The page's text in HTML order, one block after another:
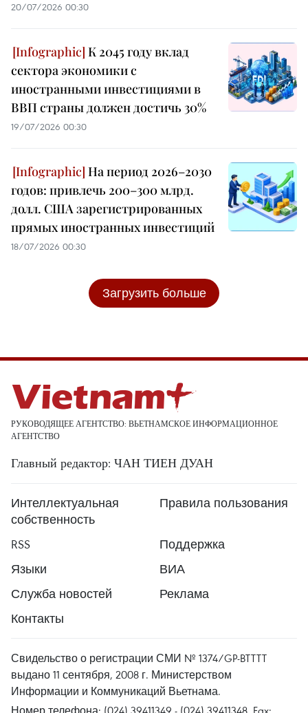
20/07/2026 00:30
К 2045 году вклад
сектора экономики с
иностранными инвестициями в
ВВП страны должен достичь 30%
19/07/2026 00:30
На период 2026–2030
годов: привлечь 200–300 млрд.
долл. США зарегистрированных
прямых иностранных инвестиций
18/07/2026 00:30
Загрузить больше
РУКОВОДЯЩЕЕ АГЕНТСТВО: ВЬЕТНАМСКОЕ ИНФОРМАЦИОННОЕ
АГЕНТСТВО
Главный редактор: ЧАН ТИЕН ДУАН
Интеллектуальная
собственность
Правила пользования
RSS
Поддержка
Языки
ВИА
Служба новостей
Реклама
Контакты
Свидельство о регистрации СМИ № 1374/GP-BTTTT
выдано 11 сентября, 2008 г. Министерством
Информации и Коммуникаций Вьетнама.